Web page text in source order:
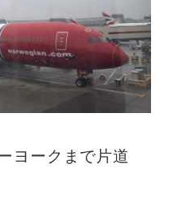
ヨークまで片道